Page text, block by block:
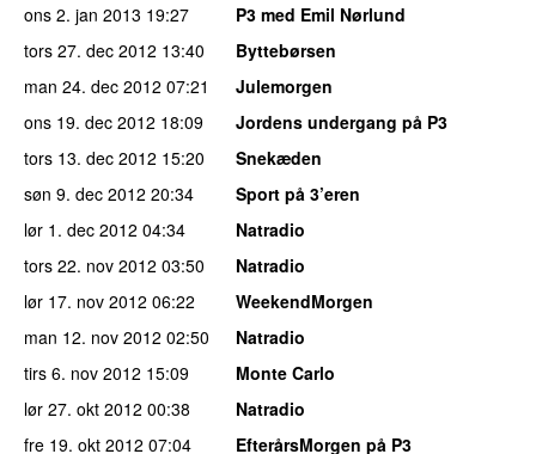
ons 2. jan 2013 19:27
P3 med Emil Nørlund
tors 27. dec 2012 13:40
Byttebørsen
man 24. dec 2012 07:21
Julemorgen
ons 19. dec 2012 18:09
Jordens undergang på P3
tors 13. dec 2012 15:20
Snekæden
søn 9. dec 2012 20:34
Sport på 3’eren
lør 1. dec 2012 04:34
Natradio
tors 22. nov 2012 03:50
Natradio
lør 17. nov 2012 06:22
WeekendMorgen
man 12. nov 2012 02:50
Natradio
tirs 6. nov 2012 15:09
Monte Carlo
lør 27. okt 2012 00:38
Natradio
fre 19. okt 2012 07:04
EfterårsMorgen på P3